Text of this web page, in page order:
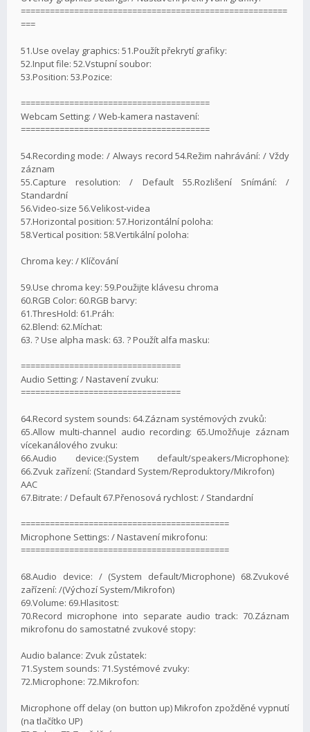
=======================================================
===
51.Use ovelay graphics: 51.Použít překrytí grafiky:
52.Input file: 52.Vstupní soubor:
53.Position: 53.Pozice:
=======================================
Webcam Setting: / Web-kamera nastavení:
=======================================
54.Recording mode: / Always record 54.Režim nahrávání: / Vždy
záznam
55.Capture resolution: / Default 55.Rozlišení Snímání: /
Standardní
56.Video-size 56.Velikost-videa
57.Horizontal position: 57.Horizontální poloha:
58.Vertical position: 58.Vertikální poloha:
Chroma key: / Klíčování
59.Use chroma key: 59.Použijte klávesu chroma
60.RGB Color: 60.RGB barvy:
61.ThresHold: 61.Práh:
62.Blend: 62.Míchat:
63. ? Use alpha mask: 63. ? Použít alfa masku:
=================================
Audio Setting: / Nastavení zvuku:
=================================
64.Record system sounds: 64.Záznam systémových zvuků:
65.Allow multi-channel audio recording: 65.Umožňuje záznam
vícekanálového zvuku:
66.Audio device:(System default/speakers/Microphone):
66.Zvuk zařízení: (Standard System/Reproduktory/Mikrofon)
AAC
67.Bitrate: / Default 67.Přenosová rychlost: / Standardní
===========================================
Microphone Settings: / Nastavení mikrofonu:
===========================================
68.Audio device: / (System default/Microphone) 68.Zvukové
zařízení: /(Výchozí System/Mikrofon)
69.Volume: 69.Hlasitost:
70.Record microphone into separate audio track: 70.Záznam
mikrofonu do samostatné zvukové stopy:
Audio balance: Zvuk zůstatek:
71.System sounds: 71.Systémové zvuky:
72.Microphone: 72.Mikrofon:
Microphone off delay (on button up) Mikrofon zpožděné vypnutí
(na tlačítko UP)